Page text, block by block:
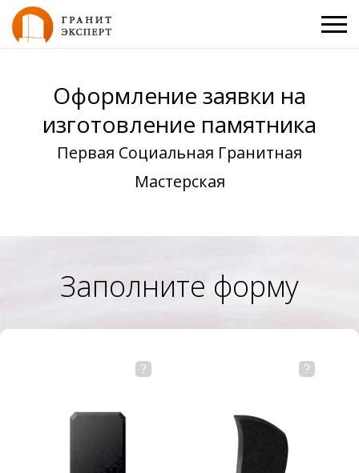
Оформление заявки на
изготовление памятника
Первая Социальная Гранитная
Мастерская
Заполните форму